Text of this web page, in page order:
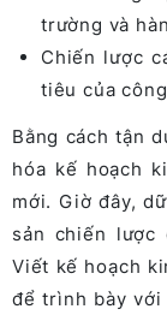
trường và
Chiến lược
tiêu của
Bằng cách tận
hóa kế hoạch
mới. Giờ đây,
sản chiến lược
Viết kế hoạch
để trình bày với